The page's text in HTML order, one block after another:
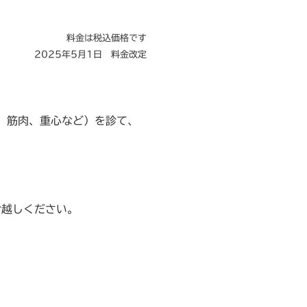
料金は税込価格です
2025年5月1日 料金改定
肉、重心など）を診て、
しください。